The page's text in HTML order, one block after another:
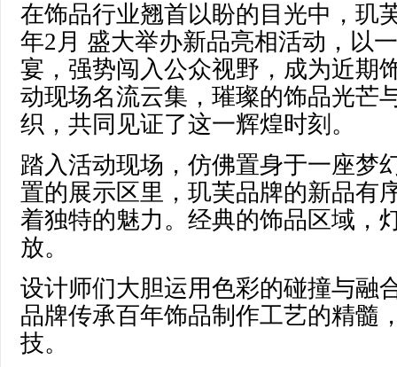
在饰品行业翘首以盼的目光中，玑
年2月 盛大举办新品亮相活动，以
宴，强势闯入公众视野，成为近期
动现场名流云集，璀璨的饰品光芒
织，共同见证了这一辉煌时刻。
踏入活动现场，仿佛置身于一座梦
置的展示区里，玑芙品牌的新品有
着独特的魅力。经典的饰品区域，
放。
设计师们大胆运用色彩的碰撞与融
品牌传承百年饰品制作工艺的精髓
技。